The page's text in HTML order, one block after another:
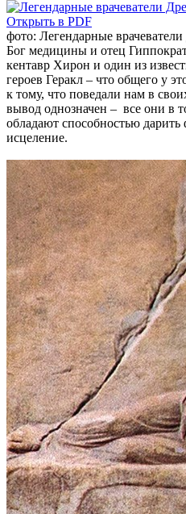
Открыть в PDF
фото: Легендарные
Бог медицины и отец
кентавр Хирон и один из
героев Геракл – что общего у
к тому, что поведали нам в
вывод однозначен – все они в
обладают способностью
исцеление.